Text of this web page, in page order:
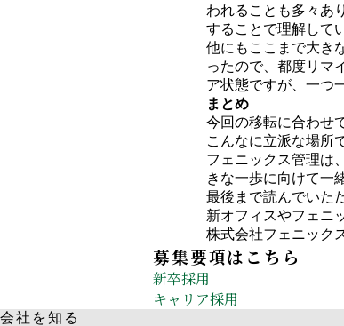
われることも多々あ
することで理解して
他にもここまで大き
ったので、都度リマ
ア状態ですが、一つ
まとめ
今回の移転に合わせ
こんなに立派な場所
フェニックス管理は
きな一歩に向けて一
最後まで読んでいた
新オフィスやフェニ
株式会社フェニック
募集要項はこちら
新卒採用
キャリア採用
会社を知る